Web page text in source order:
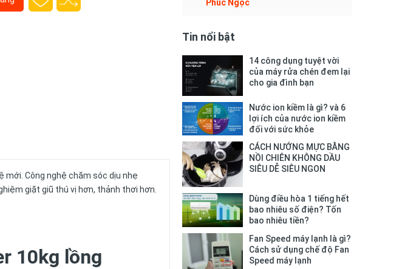
mới. Công nghệ chăm sóc dịu nhẹ
giặt giũ thú vị hơn, thảnh thơi hơn.
10kg lồng
Phúc Ngọc
Tin nổi bật
14 công dụng tuyệt vời
của máy rửa chén đem lại
cho gia đình bạn
Nước ion kiềm là gì? và 6
lợi ích của nước ion kiềm
đối với sức khỏe
CÁCH NƯỚNG MỰC BẰNG
NỒI CHIÊN KHÔNG DẦU
SIÊU DỄ SIÊU NGON
Dùng điều hòa 1 tiếng hết
bao nhiêu số điện? Tốn
bao nhiêu tiền?
Fan Speed máy lạnh là gì?
Cách sử dụng chế độ Fan
Speed máy lạnh